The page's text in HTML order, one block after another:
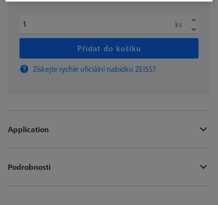
ks
Přidat do košíku
Získejte rychle oficiální nabídku ZEISS?
Application
Podrobnosti